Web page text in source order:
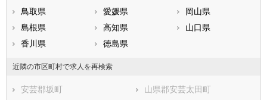
鳥取県 愛媛県
岡山県
島根県
高知県
山口県
香川県
徳島県
近隣の市区町村で求人を再検索
安芸郡坂町
山県郡安芸太田町